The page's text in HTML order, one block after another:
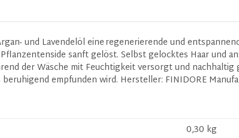
und Lavendelöl eine regenerierende und
sanft gelöst. Selbst gelocktes Haar und
der Wäsche mit Feuchtigkeit versorgt und
empfunden wird. Hersteller: FINIDORE
0,30 kg